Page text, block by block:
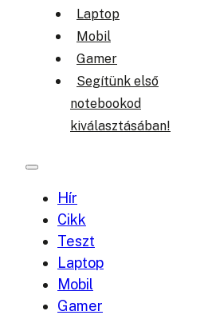
Laptop
Mobil
Gamer
Segítünk első
notebookod
kiválasztásában!
Hír
Cikk
Teszt
Laptop
Mobil
Gamer